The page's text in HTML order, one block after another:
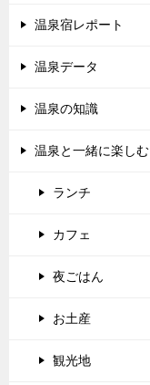
温泉宿レポート
温泉データ
温泉の知識
温泉と一緒に楽しむ
ランチ
カフェ
夜ごはん
お土産
観光地